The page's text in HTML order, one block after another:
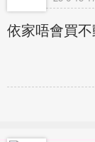
依家唔會買